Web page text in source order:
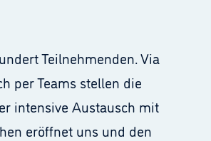
Teilnehmenden. Via
per Teams stellen die
intensive Austausch mit
eröffnet uns und den